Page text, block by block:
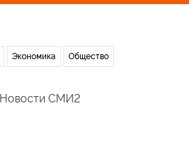
Экономика Общество
Новости СМИ2